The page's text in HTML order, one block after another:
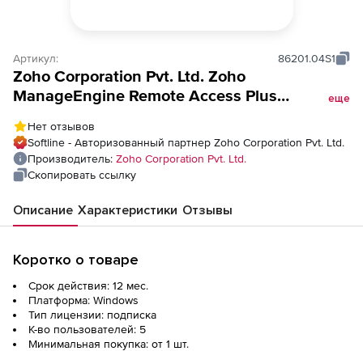
Артикул: 86201.04S1
Zoho Corporation Pvt. Ltd. Zoho
ManageEngine Remote Access Plus
for 500 Computers and 5 Users
еще
Нет отзывов
Softline - Авторизованный партнер Zoho Corporation Pvt. Ltd.
Производитель: Zoho Corporation Pvt. Ltd.
Скопировать ссылку
Описание Характеристики Отзывы
Коротко о товаре
Срок действия: 12 мес.
Платформа: Windows
Тип лицензии: подписка
К-во пользователей: 5
Минимальная покупка: от 1 шт.